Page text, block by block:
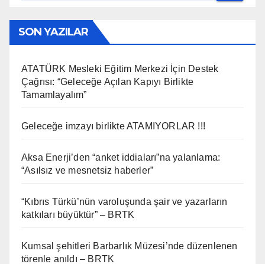
SON YAZILAR
ATATÜRK Mesleki Eğitim Merkezi İçin Destek
Çağrısı: “Geleceğe Açılan Kapıyı Birlikte
Tamamlayalım”
Geleceğe imzayı birlikte ATAMIYORLAR !!!
Aksa Enerji’den “anket iddiaları”na yalanlama:
“Asılsız ve mesnetsiz haberler”
“Kıbrıs Türkü’nün varoluşunda şair ve yazarların
katkıları büyüktür” – BRTK
Kumsal şehitleri Barbarlık Müzesi’nde düzenlenen
törenle anıldı – BRTK